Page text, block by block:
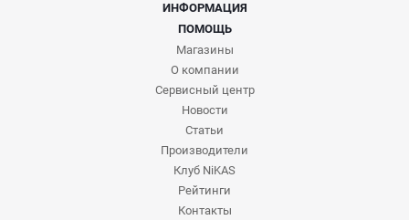
ИНФОРМАЦИЯ
ПОМОЩЬ
Магазины
О компании
Сервисный центр
Новости
Статьи
Производители
Клуб NiKAS
Рейтинги
Контакты